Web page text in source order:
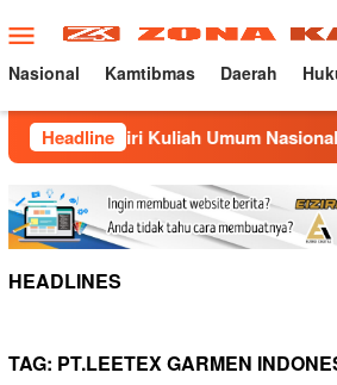
ke
konten
Menu
Mobile
Nasional Kamtibmas Daerah
Headline
Hadiri Kuliah Umum Nasional
HEADLINES
TAG: PT.LEETEX GARMEN